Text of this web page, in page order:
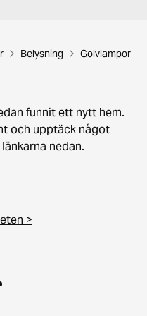
Belysning Golvlampor
funnit ett nytt hem.
och upptäck något
nedan.
>